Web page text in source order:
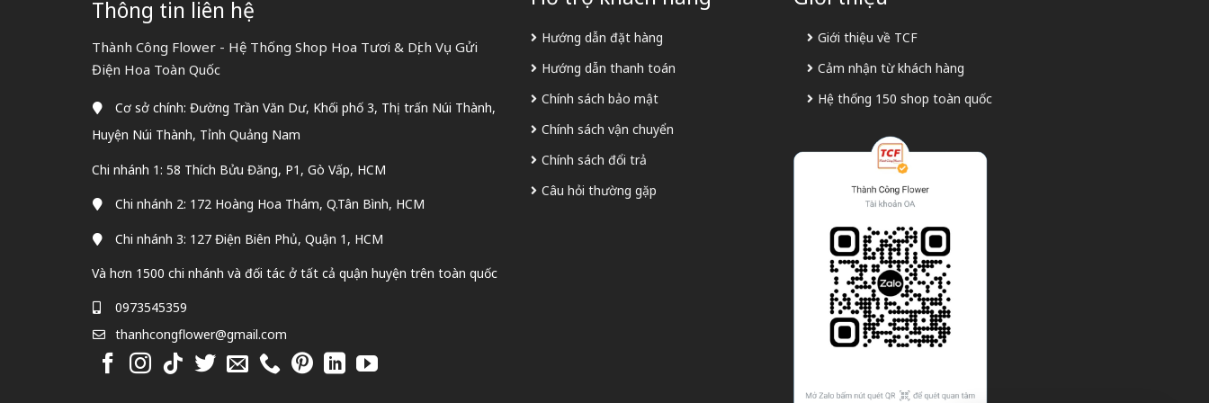
Thông tin liên hệ
Thành Công Flower - Hệ Thống Shop Hoa Tươi & Dịch Vụ Gửi
Điện Hoa Toàn Quốc
Cơ sở chính: Đường Trần Văn Dư, Khối phố 3, Thị trấn Núi Thành,
Huyện Núi Thành, Tỉnh Quảng Nam
Chi nhánh 1: 58 Thích Bửu Đăng, P1, Gò Vấp, HCM
Chi nhánh 2: 172 Hoàng Hoa Thám, Q.Tân Bình, HCM
Chi nhánh 3: 127 Điện Biên Phủ, Quận 1, HCM
Và hơn 1500 chi nhánh và đối tác ở tất cả quận huyện trên toàn quốc
0973545359
thanhcongflower@gmail.com
Hướng dẫn đặt hàng
Hướng dẫn thanh toán
Chính sách bảo mật
Chính sách vận chuyển
Chính sách đổi trả
Câu hỏi thường gặp
Giới thiệu về TCF
Cảm nhận từ khách hàng
Hệ thống 150 shop toàn quốc